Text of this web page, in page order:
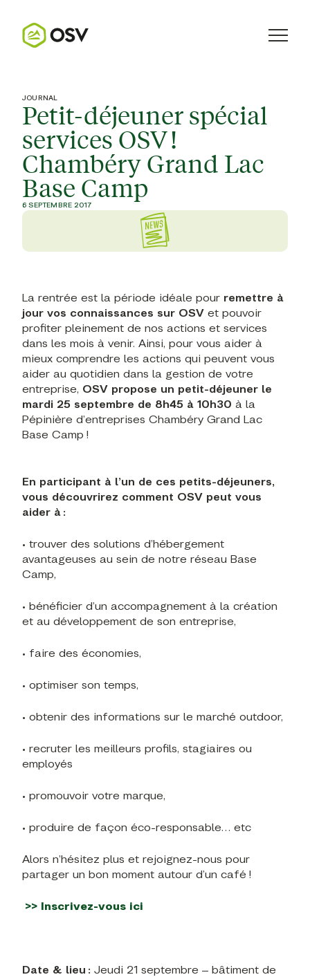
JOURNAL
Petit-déjeuner spécial
services OSV !
Chambéry Grand Lac
Base Camp
6 SEPTEMBRE 2017
La rentrée est la période idéale pour remettre à
jour vos connaissances sur OSV et pouvoir
profiter pleinement de nos actions et services
dans les mois à venir. Ainsi, pour vous aider à
mieux comprendre les actions qui peuvent vous
aider au quotidien dans la gestion de votre
entreprise, OSV propose un petit-déjeuner le
mardi 25 septembre de 8h45 à 10h30 à la
Pépinière d’entreprises Chambéry Grand Lac
Base Camp !
En participant à l’un de ces petits-déjeuners,
vous découvrirez comment OSV peut vous
aider à :
• trouver des solutions d’hébergement
avantageuses au sein de notre réseau Base
Camp,
• bénéficier d’un accompagnement à la création
et au développement de son entreprise,
• faire des économies,
• optimiser son temps,
• obtenir des informations sur le marché outdoor,
• recruter les meilleurs profils, stagiaires ou
employés
• promouvoir votre marque,
• produire de façon éco-responsable… etc
Alors n’hésitez plus et rejoignez-nous pour
partager un bon moment autour d’un café !
>> Inscrivez-vous ici
Date & lieu : Jeudi 21 septembre – bâtiment de